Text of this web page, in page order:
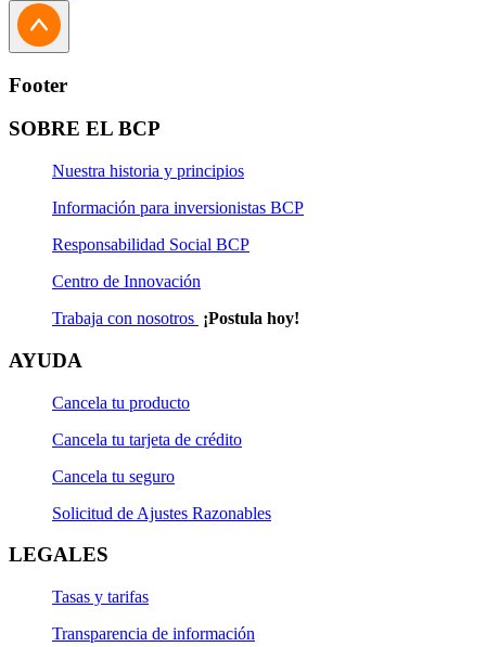
Footer
SOBRE EL BCP
Nuestra historia y principios
Información para inversionistas BCP
Responsabilidad Social BCP
Centro de Innovación
Trabaja con nosotros ¡Postula hoy!
AYUDA
Cancela tu producto
Cancela tu tarjeta de crédito
Cancela tu seguro
Solicitud de Ajustes Razonables
LEGALES
Tasas y tarifas
Transparencia de información